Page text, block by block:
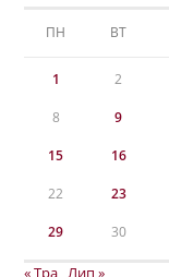
ПН ВТ
1 2
8 9
15 16
22 23
29 30
« Тра Лип »